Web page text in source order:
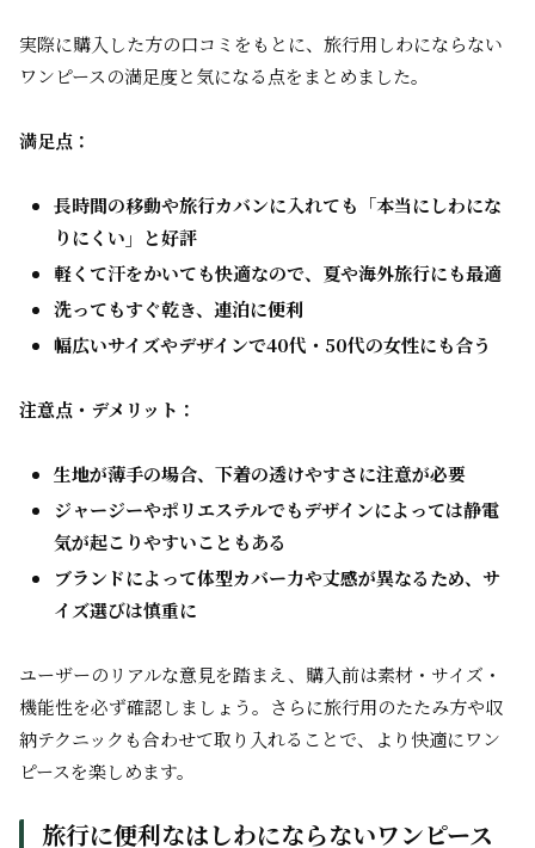
実際に購入した方の口コミをもとに、旅行用しわにならない
ワンピースの満足度と気になる点をまとめました。
満足点：
長時間の移動や旅行カバンに入れても「本当にしわにな
りにくい」と好評
軽くて汗をかいても快適なので、夏や海外旅行にも最適
洗ってもすぐ乾き、連泊に便利
幅広いサイズやデザインで40代・50代の女性にも合う
注意点・デメリット：
生地が薄手の場合、下着の透けやすさに注意が必要
ジャージーやポリエステルでもデザインによっては静電
気が起こりやすいこともある
ブランドによって体型カバー力や丈感が異なるため、サ
イズ選びは慎重に
ユーザーのリアルな意見を踏まえ、購入前は素材・サイズ・
機能性を必ず確認しましょう。さらに旅行用のたたみ方や収
納テクニックも合わせて取り入れることで、より快適にワン
ピースを楽しめます。
旅行に便利なはしわにならないワンピース